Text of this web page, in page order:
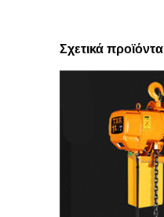
Σχετικά προϊόντα